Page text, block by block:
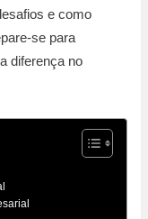
e como
se para
diferença no